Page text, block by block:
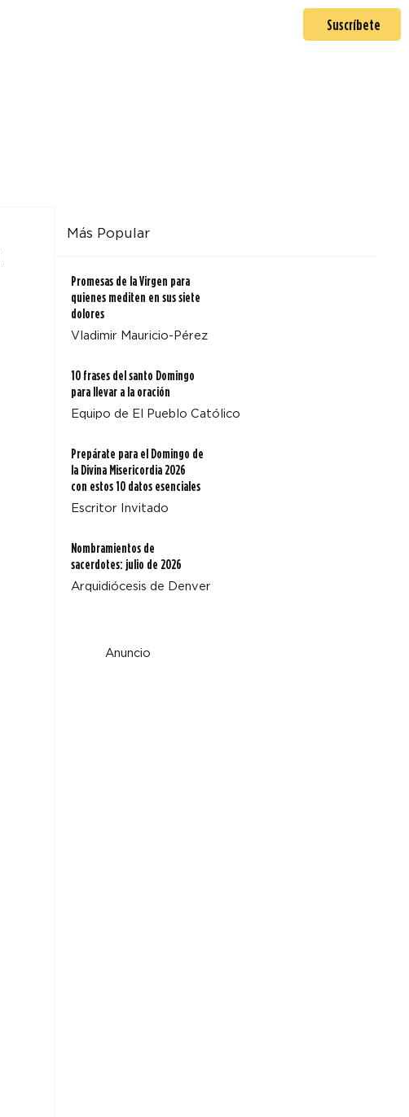
Suscríbete
Más Popular
Promesas de la Virgen para
quienes mediten en sus siete
dolores
Vladimir Mauricio-Pérez
10 frases del santo Domingo
para llevar a la oración
Equipo de El Pueblo Católico
Prepárate para el Domingo de
la Divina Misericordia 2026
con estos 10 datos esenciales
Escritor Invitado
Nombramientos de
sacerdotes: julio de 2026
Arquidiócesis de Denver
Anuncio